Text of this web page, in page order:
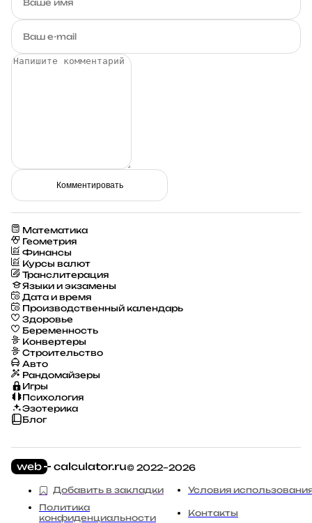
Комментировать
Математика
Геометрия
Финансы
Курсы валют
Транслитерация
Языки и экзамены
Дата и время
Производственный календарь
Здоровье
Беременность
Конвертеры
Строительство
Авто
Рандомайзеры
Игры
Психология
Эзотерика
Блог
© 2022–2026
Добавить в закладки
Условия
Политика
конфиденциальности
Контакты